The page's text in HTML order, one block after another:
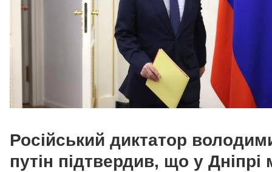
Російський диктатор
путін підтвердив, що у Дніпрі